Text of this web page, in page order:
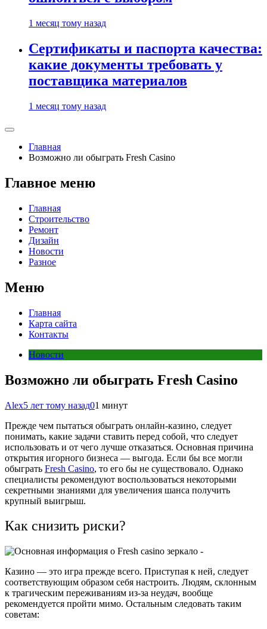
1 месяц тому назад
Сертификаты и паспорта качества:
какие документы требовать у
поставщика материалов
1 месяц тому назад
Главная
Возможно ли обыграть Fresh Casino
Главное меню
Главная
Строительство
Ремонт
Дизайн
Новости
Разное
Меню
Главная
Карта сайта
Контакты
Новости
Возможно ли обыграть Fresh Casino
Alex5 лет тому назад01 минут
Прежде чем пытаться обыграть онлайн-казино, следует
понимать, какие задачи ставить перед собой, что следует
использовать и от чего лучше отказаться. Основная причина
открытия игорного бизнеса — выгода. Если бы все могли
обыграть Fresh Casino, то его бы не существовало. Однако
специалисты рекомендуют воспользоваться некоторыми
секретными знаниями для увеличения шанса получить
крупный выигрыш.
Как снизить риски?
Казино — это игра прежде всего. Приступая к ней, следует
соответствующим образом себя настроить. Людям, склонным
к трагическим переживаниям из-за неудач, вообще
рекомендуется пройти мимо. Остальным следовать таким
советам: